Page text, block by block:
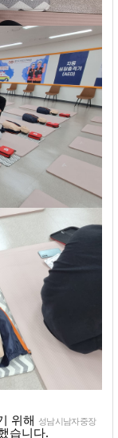
위해 성남시남자중장
습니다.